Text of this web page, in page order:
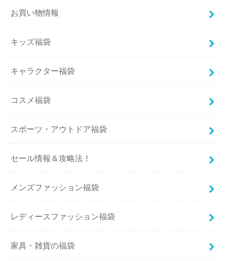
お買い物情報
キッズ福袋
キャラクター福袋
コスメ福袋
スポーツ・アウトドア福袋
セール情報＆攻略法！
メンズファッション福袋
レディースファッション福袋
家具・雑貨の福袋